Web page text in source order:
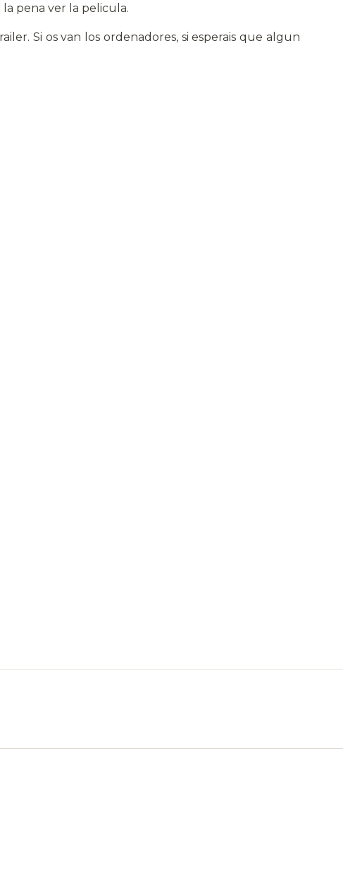
pena ver la pelicula.
Si os van los ordenadores, si esperais que algun